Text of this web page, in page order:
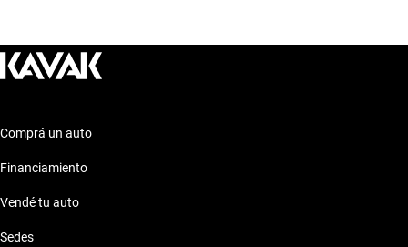
Comprá un auto
Financiamiento
Vendé tu auto
Sedes